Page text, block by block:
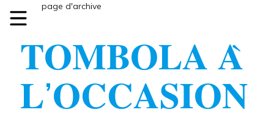
Index.php page d'archive
𝐓𝐎𝐌𝐁𝐎𝐋𝐀 𝐀̀
𝐋’𝐎𝐂𝐂𝐀𝐒𝐈𝐎𝐍